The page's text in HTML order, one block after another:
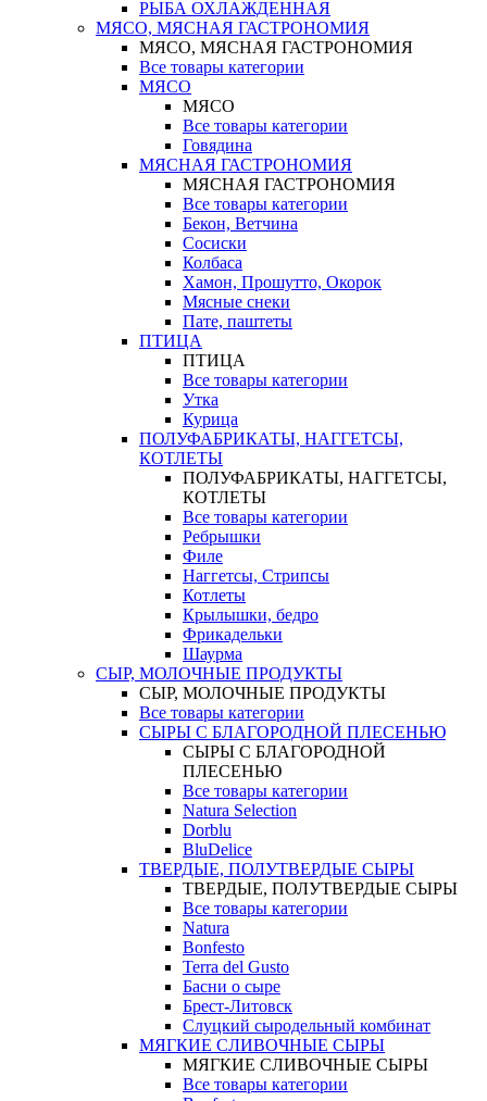
РЫБА ОХЛАЖДЕННАЯ
МЯСО, МЯСНАЯ ГАСТРОНОМИЯ
МЯСО, МЯСНАЯ ГАСТРОНОМИЯ
Все товары категории
МЯСО
МЯСО
Все товары категории
Говядина
МЯСНАЯ ГАСТРОНОМИЯ
МЯСНАЯ ГАСТРОНОМИЯ
Все товары категории
Бекон, Ветчина
Сосиски
Колбаса
Хамон, Прошутто, Окорок
Мясные снеки
Пате, паштеты
ПТИЦА
ПТИЦА
Все товары категории
Утка
Курица
ПОЛУФАБРИКАТЫ, НАГГЕТСЫ,
КОТЛЕТЫ
ПОЛУФАБРИКАТЫ, НАГГЕТСЫ,
КОТЛЕТЫ
Все товары категории
Ребрышки
Филе
Наггетсы, Стрипсы
Котлеты
Крылышки, бедро
Фрикадельки
Шаурма
СЫР, МОЛОЧНЫЕ ПРОДУКТЫ
СЫР, МОЛОЧНЫЕ ПРОДУКТЫ
Все товары категории
СЫРЫ С БЛАГОРОДНОЙ ПЛЕСЕНЬЮ
СЫРЫ С БЛАГОРОДНОЙ
ПЛЕСЕНЬЮ
Все товары категории
Natura Selection
Dorblu
BluDelice
ТВЕРДЫЕ, ПОЛУТВЕРДЫЕ СЫРЫ
ТВЕРДЫЕ, ПОЛУТВЕРДЫЕ СЫРЫ
Все товары категории
Natura
Bonfesto
Terra del Gusto
Басни о сыре
Брест-Литовск
Слуцкий сыродельный комбинат
МЯГКИЕ СЛИВОЧНЫЕ СЫРЫ
МЯГКИЕ СЛИВОЧНЫЕ СЫРЫ
Все товары категории